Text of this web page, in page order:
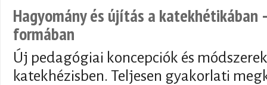
Hagyomány és újítás a
formában
Új pedagógiai koncepciók és
katekhézisben. Teljesen gyakorlati